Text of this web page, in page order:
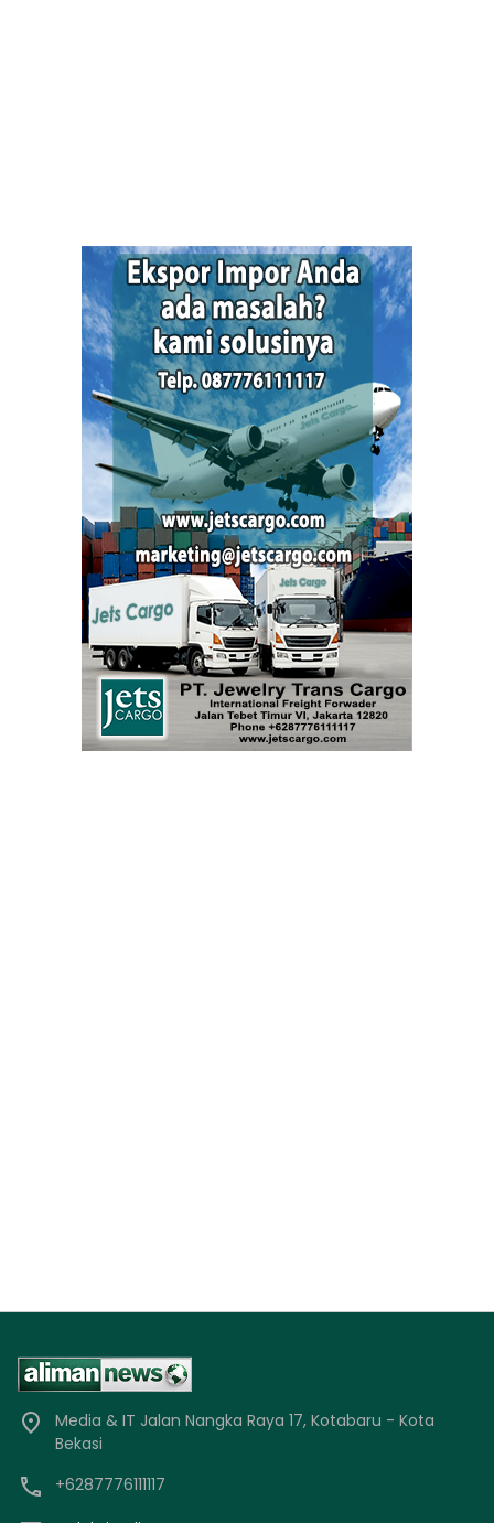
Media & IT Jalan Nangka Raya 17, Kotabaru - Kota
Bekasi
+6287776111117